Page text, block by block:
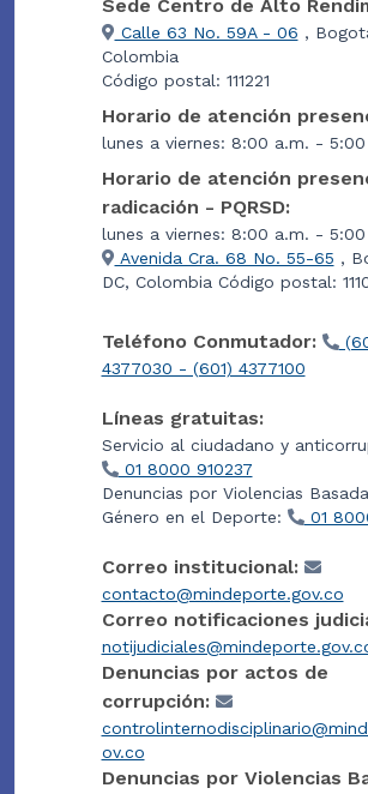
Sede Centro de Alto
Calle 63 No. 59A - 06 ,
Colombia
Código postal: 111221
Horario de atención
lunes a viernes: 8:00 a.m. -
Horario de atención
radicación - PQRSD:
lunes a viernes: 8:00 a.m. -
Avenida Cra. 68 No. 55-65 ,
DC, Colombia Código postal:
Teléfono Conmutador:
4377030 - (601) 4377100
Líneas gratuitas:
Servicio al ciudadano y
01 8000 910237
Denuncias por Violencias
Género en el Deporte:
01
Correo institucional:
contacto@mindeporte.gov.co
Correo notificaciones
Denuncias por actos de
corrupción:
ov.co
Denuncias por Violencias